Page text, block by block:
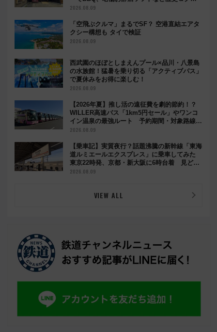
メ散歩
2026.08.09
「空飛ぶクルマ」まるでSF？ 空港直結エアタ
クシー構想も タイで検証
2026.08.09
西武園のほぼとしまえんプール×品川・八景島
の水族館！猛暑を乗り切る「アクティブパス」
で夏休みをお得に楽しむ！
2026.08.09
【2026年夏】推し活の遠征費を劇的節約！？
WILLER高速バス「1km5円セール」やワンコ
イン温泉の最強ルート 予約期間・対象路線ま
とめ
2026.08.09
【乗車記】実質夜行？話題沸騰の新幹線「東海
道ルミエールエクスプレス」に乗車してみた
東京22時発、京都・新大阪に6時台着 見どこ
ろは岐阜羽島の素晴らし過ぎる朝
2026.08.09
VIEW ALL